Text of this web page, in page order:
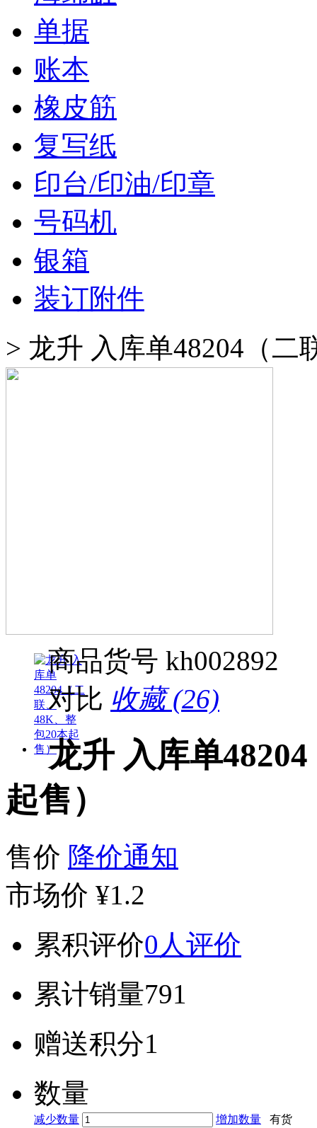
单据
账本
橡皮筋
复写纸
印台/印油/印章
号码机
银箱
装订附件
> 龙升 入库单48204（二
商品货号 kh002892
对比 收藏 (26)
龙升 入库单
起售）
售价 降价通知
市场价 ¥1.2
累积评价0人评价
累计销量791
赠送积分1
数量
减少数量 增加数量 有货